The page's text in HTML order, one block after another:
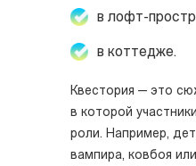
в лофт-
в коттедже.
Квестория — это
в которой
роли. Например,
вампира, ковбоя